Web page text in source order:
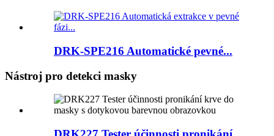
DRK-SPE216 Automatické pevné...
Nástroj pro detekci masky